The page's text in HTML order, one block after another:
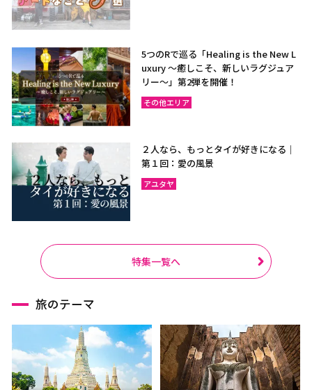
サムットプラカーン
バンコク
サムットソンクラーム
アユタヤ
カンチャナブリー
チャアム（ペッチャブリ
ー）
アーントーン
チャイナート
ロッブリー
ラーチャブリー
サムットサーコーン
サラブリー
シンブリー
スパンブリー
プーケット
サムイ島（スラーターニ
ー）
5つのRで巡る「Healing is the New L
uxury ～癒しこそ、新しいラグジュア
リー〜」第2弾を開催！
その他エリア
２人なら、もっとタイが好きになる｜
第１回：愛の風景
アユタヤ
特集一覧へ
旅のテーマ